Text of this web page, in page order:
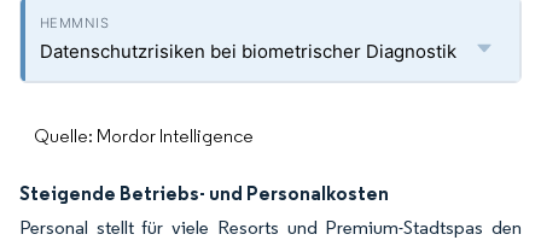
Datenschutzrisiken bei biometrischer Diagnostik
Quelle: Mordor Intelligence
Steigende Betriebs- und Personalkosten
Personal stellt für viele Resorts und Premium-Stadtspas den